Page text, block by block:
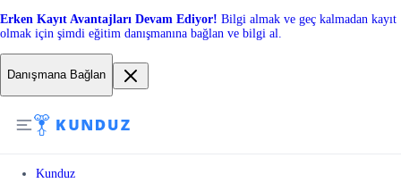
Erken Kayıt Avantajları Devam Ediyor! Bilgi almak ve geç kalmadan kayıt
olmak için şimdi eğitim danışmanına bağlan ve bilgi al.
Danışmana Bağlan
Kunduz